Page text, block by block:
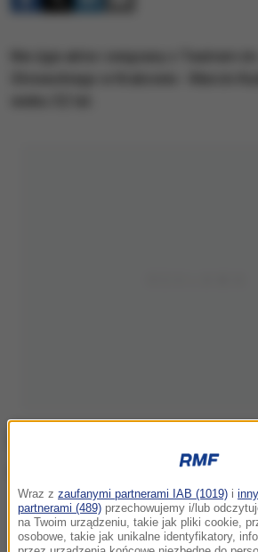
Marcin Kuźmiński, źródło:
Wraz z zaufanymi partnerami IAB (1019) i
partnerami (489) przechowujemy i/lub
na Twoim urządzeniu, takie jak pliki cookie,
osobowe, takie jak unikalne identyfikatory,